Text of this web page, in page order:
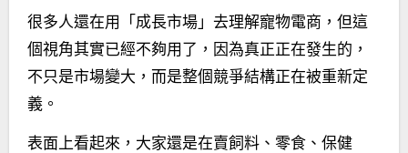
很多人還在用「成長市場」去理解寵物電商，但這
個視角其實已經不夠用了，因為真正正在發生的，
不只是市場變大，而是整個競爭結構正在被重新定
義。
表面上看起來，大家還是在賣飼料、零食、保健